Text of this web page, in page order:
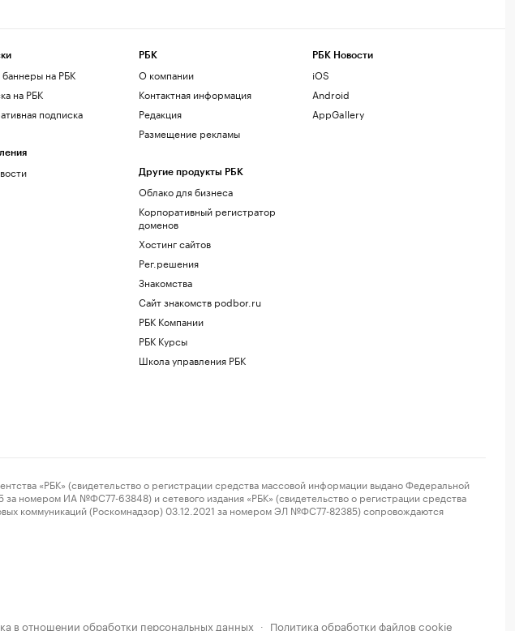
на РБК
на РБК
подписка
РБК
О компании
Контактная информация
Редакция
Размещение рекламы
Другие продукты РБК
Облако для бизнеса
Корпоративный регистратор
доменов
Хостинг сайтов
Рег.решения
Знакомства
Сайт знакомств podbor.ru
РБК Компании
РБК Курсы
Школа управления РБК
РБК Новости
iOS
Android
AppGallery
«РБК» (свидетельство о регистрации средства массовой информации выдано Федеральной
номером ИА №ФС77-63848) и сетевого издания «РБК» (свидетельство о регистрации средства
коммуникаций (Роскомнадзор) 03.12.2021 за номером ЭЛ №ФС77-82385) сопровождаются
в отношении обработки персональных данных · Политика обработки файлов cookie